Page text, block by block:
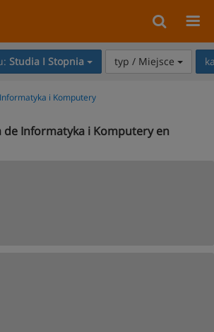
Studia I Stopnia typ / Miejsce
Informatyka i Komputery
de Informatyka i Komputery en